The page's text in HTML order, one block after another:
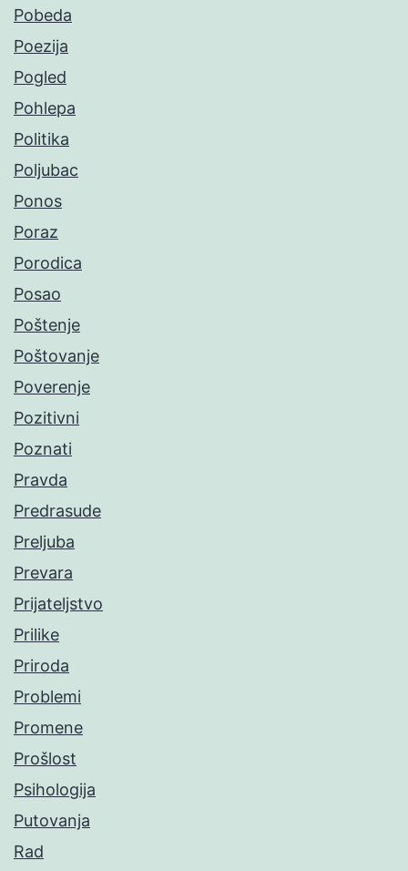
Pobeda
Poezija
Pogled
Pohlepa
Politika
Poljubac
Ponos
Poraz
Porodica
Posao
Poštenje
Poštovanje
Poverenje
Pozitivni
Poznati
Pravda
Predrasude
Preljuba
Prevara
Prijateljstvo
Prilike
Priroda
Problemi
Promene
Prošlost
Psihologija
Putovanja
Rad